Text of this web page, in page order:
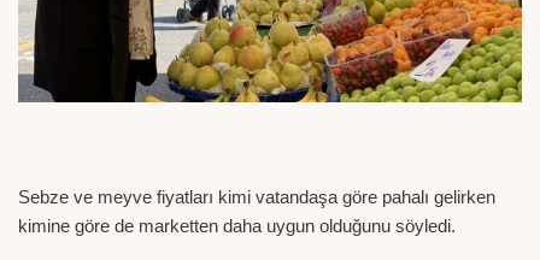
Sebze ve meyve fiyatları kimi vatandaşa göre pahalı gelirken
kimine göre de marketten daha uygun olduğunu söyledi.